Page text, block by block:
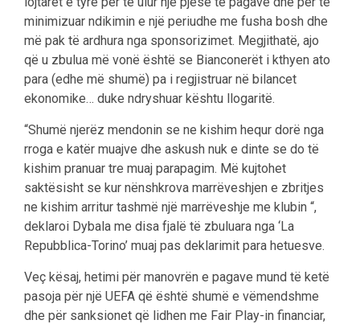
minimizuar ndikimin e një periudhe me fusha bosh dhe
më pak të ardhura nga sponsorizimet. Megjithatë, ajo
që u zbulua më vonë është se Bianconerët i kthyen ato
para (edhe më shumë) pa i regjistruar në bilancet
ekonomike… duke ndryshuar kështu llogaritë.
“Shumë njerëz mendonin se ne kishim hequr dorë nga
rroga e katër muajve dhe askush nuk e dinte se do të
kishim pranuar tre muaj parapagim. Më kujtohet
saktësisht se kur nënshkrova marrëveshjen e zbritjes
ne kishim arritur tashmë një marrëveshje me klubin “,
deklaroi Dybala me disa fjalë të zbuluara nga ‘La
Repubblica-Torino’ muaj pas deklarimit para hetuesve.
Veç kësaj, hetimi për manovrën e pagave mund të ketë
pasoja për një UEFA që është shumë e vëmendshme
dhe për sanksionet që lidhen me Fair Play-in financiar,